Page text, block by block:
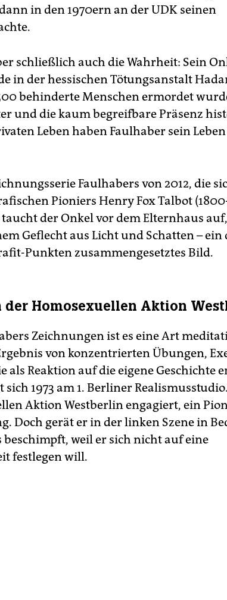
in den 1970ern an der UDK seinen
schließlich auch die Wahrheit: Sein
in der hessischen Tötungsanstalt
behinderte Menschen ermordet
und die kaum begreifbare Präsenz
Leben haben Faulhaber sein
Faulhabers von 2012, die
Pioniers Henry Fox Talbot
der Onkel vor dem Elternhaus auf,
Geflecht aus Licht und Schatten – ein
Punkten zusammengesetztes Bild.
der Homosexuellen Aktion
Zeichnungen ist es eine Art
von konzentrierten Übungen,
als Reaktion auf die eigene Geschichte
1973 am 1. Berliner
Aktion Westberlin engagiert, ein
Doch gerät er in der linken Szene in
weil er sich nicht auf eine
festlegen will.